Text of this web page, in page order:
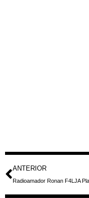
ANTERIOR